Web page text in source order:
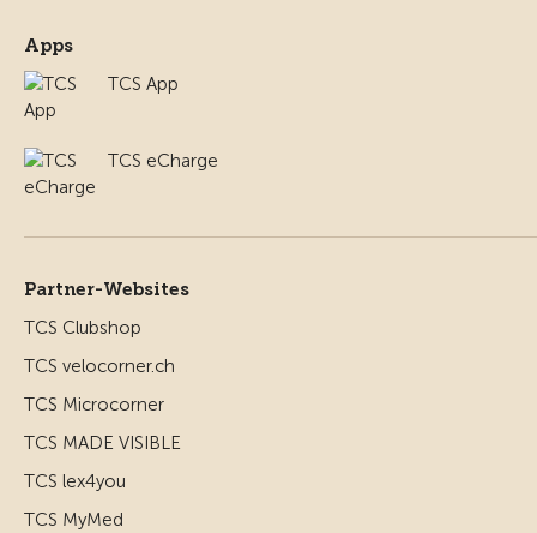
Apps
TCS App
TCS eCharge
Partner-Websites
TCS Clubshop
TCS velocorner.ch
TCS Microcorner
TCS MADE VISIBLE
TCS lex4you
TCS MyMed